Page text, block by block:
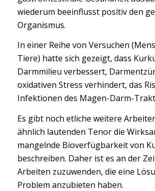
wiederum beeinflusst positiv den
Organismus.
In einer Reihe von Versuchen
Tiere) hatte sich gezeigt, dass
Darmmilieu verbessert,
oxidativen Stress verhindert, das
Infektionen des Magen-Darm-
Es gibt noch etliche weitere
ähnlich lautenden Tenor die
mangelnde Bioverfügbarkeit von
beschreiben. Daher ist es an der
Arbeiten zuzuwenden, die eine
Problem anzubieten haben.